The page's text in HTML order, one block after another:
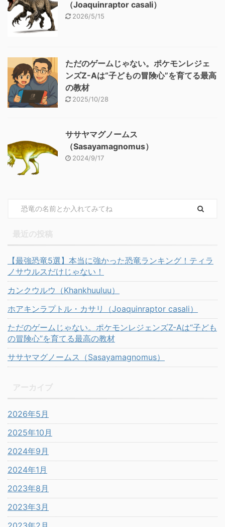
（Joaquinraptor casali）
2026/5/15
ただのゲームじゃない。ポケモンレジェ
ンズZ-Aは“子どもの冒険心”を育てる最高
の教材
2025/10/28
ササヤマグノームス
（Sasayamagnomus）
2024/9/17
【最強恐竜5選】本当に強かった恐竜ランキング！ティラ
ノサウルスだけじゃない！
カンクウルウ（Khankhuuluu）
ホアキンラプトル・カサリ（Joaquinraptor casali）
ただのゲームじゃない。ポケモンレジェンズZ-Aは“子ども
の冒険心”を育てる最高の教材
ササヤマグノームス（Sasayamagnomus）
2026年5月
2025年10月
2024年9月
2024年1月
2023年8月
2023年3月